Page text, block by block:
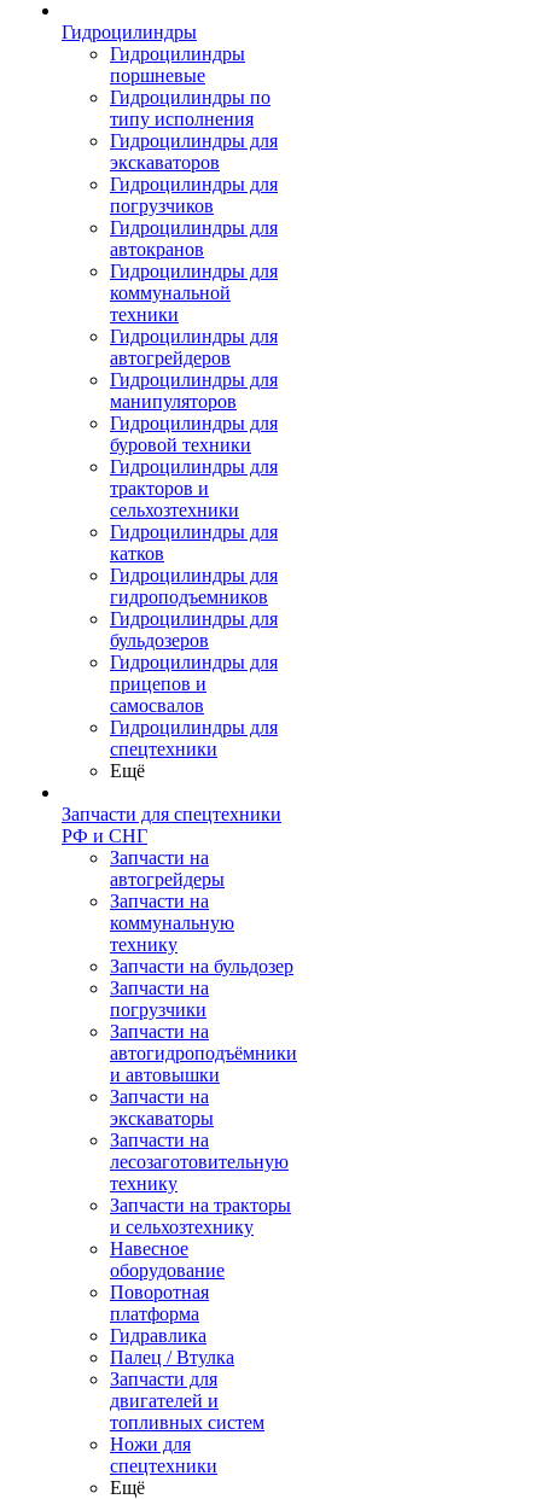
Гидроцилиндры
Гидроцилиндры
поршневые
Гидроцилиндры по
типу исполнения
Гидроцилиндры для
экскаваторов
Гидроцилиндры для
погрузчиков
Гидроцилиндры для
автокранов
Гидроцилиндры для
коммунальной
техники
Гидроцилиндры для
автогрейдеров
Гидроцилиндры для
манипуляторов
Гидроцилиндры для
буровой техники
Гидроцилиндры для
тракторов и
сельхозтехники
Гидроцилиндры для
катков
Гидроцилиндры для
гидроподъемников
Гидроцилиндры для
бульдозеров
Гидроцилиндры для
прицепов и
самосвалов
Гидроцилиндры для
спецтехники
Ещё
Запчасти для спецтехники
РФ и СНГ
Запчасти на
автогрейдеры
Запчасти на
коммунальную
технику
Запчасти на бульдозер
Запчасти на
погрузчики
Запчасти на
автогидроподъёмники
и автовышки
Запчасти на
экскаваторы
Запчасти на
лесозаготовительную
технику
Запчасти на тракторы
и сельхозтехнику
Навесное
оборудование
Поворотная
платформа
Гидравлика
Палец / Втулка
Запчасти для
двигателей и
топливных систем
Ножи для
спецтехники
Ещё